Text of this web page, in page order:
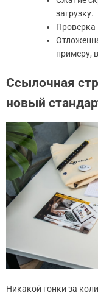
загрузку.
Проверка
примеру,
Ссылочная
новый
Никакой гонки за